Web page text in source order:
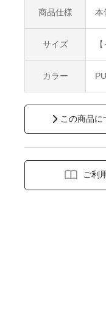
商品仕様 本
サイズ
カラー
この商品に
ご利